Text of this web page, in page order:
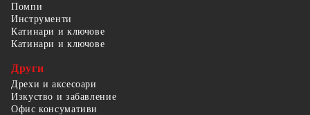
Помпи
Инструменти
Катинари и ключове
Катинари и ключове
Други
Дрехи и аксесоари
Изкуство и забавление
Офис консумативи